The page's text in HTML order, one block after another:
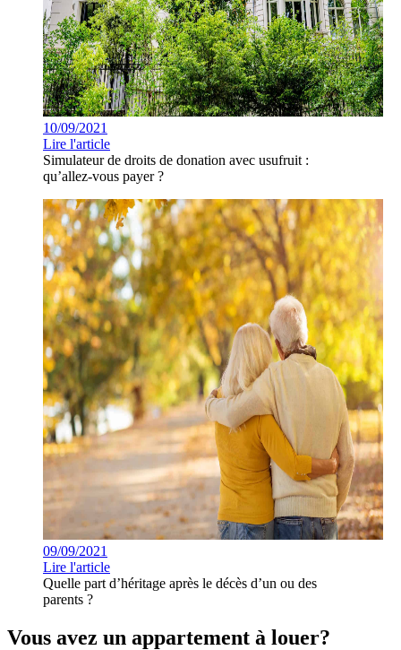
10/09/2021
Lire l'article
Simulateur de droits de donation avec usufruit :
qu’allez-vous payer ?
09/09/2021
Lire l'article
Quelle part d’héritage après le décès d’un ou des
parents ?
Vous avez un appartement à louer?